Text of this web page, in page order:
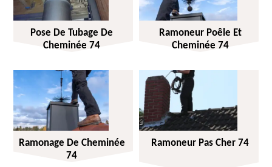
Pose De Tubage De
Cheminée 74
Ramoneur Poêle Et
Cheminée 74
Ramonage De Cheminée
74
Ramoneur Pas Cher 74